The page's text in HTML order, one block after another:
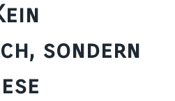
sondern